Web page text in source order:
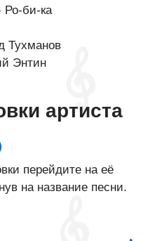
Ро-би-ка
Тухманов
Энтин
артиста
перейдите на её
на название песни.